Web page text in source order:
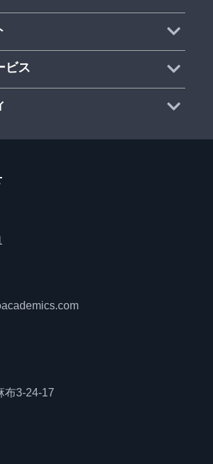
ビス
布3-24-17